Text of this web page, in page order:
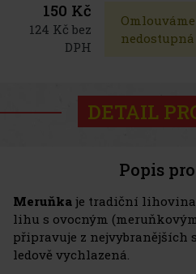
150 Kč
124 Kč bez
DPH
nedostupná
DETAIL
Popis
Meruňka je tradiční
lihu s ovocným
připravuje z nejvybranějších
ledově vychlazená.